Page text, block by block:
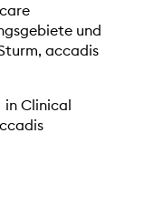
und
accadis
Clinical